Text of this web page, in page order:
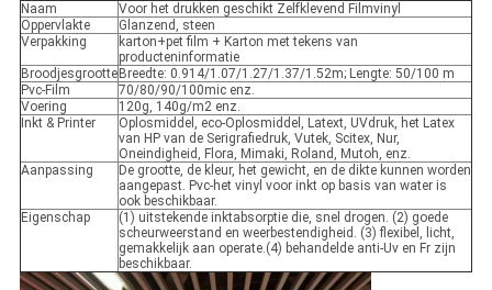
Naam
Voor het drukken geschikt Zelfklevend Filmvinyl
Oppervlakte
Glanzend, steen
Verpakking
karton+pet film + Karton met tekens van
producteninformatie
Broodjesgrootte Breedte: 0.914/1.07/1.27/1.37/1.52m; Lengte: 50/100 m
Pvc-Film
70/80/90/100mic enz.
Voering
120g, 140g/m2 enz.
Inkt & Printer
Oplosmiddel, eco-Oplosmiddel, Latext, UVdruk, het Latex
van HP van de Serigrafiedruk, Vutek, Scitex, Nur,
Oneindigheid, Flora, Mimaki, Roland, Mutoh, enz.
Aanpassing
De grootte, de kleur, het gewicht, en de dikte kunnen worden
aangepast. Pvc-het vinyl voor inkt op basis van water is
ook beschikbaar.
Eigenschap
(1) uitstekende inktabsorptie die, snel drogen. (2) goede
scheurweerstand en weerbestendigheid. (3) flexibel, licht,
gemakkelijk aan operate.(4) behandelde anti-Uv en Fr zijn
beschikbaar.